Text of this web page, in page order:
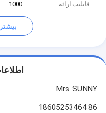
قابلیت ارائه
1000
Mrs. SUNNY
86 18605253464